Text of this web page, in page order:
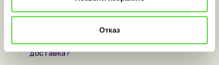
Отказ
Мога ли да върна пратка чрез автомат на
BOX NOW?
Изпълнявате само предплатени заявки за
доставка?